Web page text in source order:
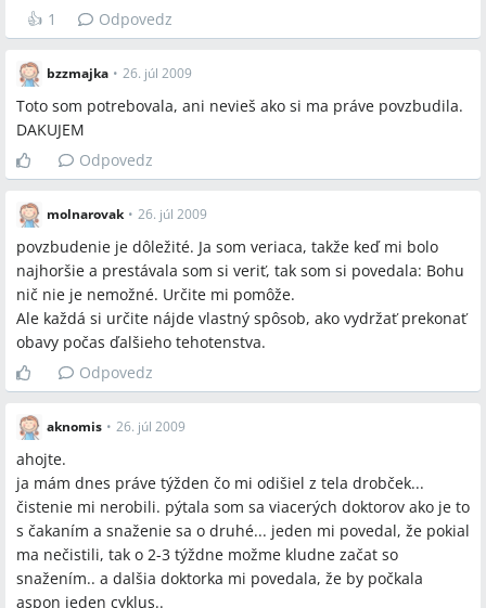
👍 1 Odpovedz
bzzmajka • 26. júl 2009
Toto som potrebovala, ani nevieš ako si ma práve povzbudila.
DAKUJEM
Odpovedz
molnarovak • 26. júl 2009
povzbudenie je dôležité. Ja som veriaca, takže keď mi bolo
najhoršie a prestávala som si veriť, tak som si povedala: Bohu
nič nie je nemožné. Určite mi pomôže.
Ale každá si určite nájde vlastný spôsob, ako vydržať prekonať
obavy počas ďalšieho tehotenstva.
Odpovedz
aknomis • 26. júl 2009
ahojte.
ja mám dnes práve týžden čo mi odišiel z tela drobček...
čistenie mi nerobili. pýtala som sa viacerých doktorov ako je to
s čakaním a snaženie sa o druhé... jeden mi povedal, že pokial
ma nečistili, tak o 2-3 týždne možme kludne začat so
snažením.. a dalšia doktorka mi povedala, že by počkala
aspon jeden cyklus..